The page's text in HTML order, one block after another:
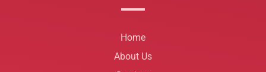
Home
About Us